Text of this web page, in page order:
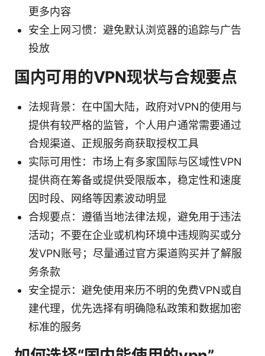
更多内容
安全上网习惯：避免默认浏览器的追踪与广告
投放
国内可用的VPN现状与合规要点
法规背景：在中国大陆，政府对VPN的使用与
提供有较严格的监管，个人用户通常需要通过
合规渠道、正规服务商获取授权工具
实际可用性：市场上有多家国际与区域性VPN
提供商在筹备或提供受限版本，稳定性和速度
因时段、网络等因素波动明显
合规要点：遵循当地法律法规，避免用于违法
活动；不要在企业或机构环境中违规购买或分
发VPN账号；尽量通过官方渠道购买并了解服
务条款
安全提示：避免使用来历不明的免费VPN或自
建代理，优先选择有明确隐私政策和数据加密
标准的服务